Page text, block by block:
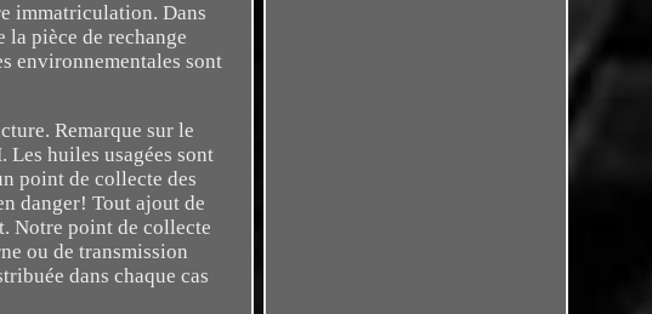
immatriculation. Dans
pièce de rechange
environnementales sont
Remarque sur le
huiles usagées sont
point de collecte des
danger! Tout ajout de
Notre point de collecte
ou de transmission
dans chaque cas